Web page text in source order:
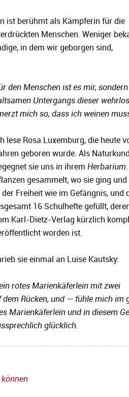
ist berühmt als Kämpferin für die
Menschen. Weniger
in dem wir geborgen sind,
den Menschen ist es mir,
Untergangs dieser
mich so, dass ich weinen
lese Rosa Luxemburg, die heute
geboren wurde. Als
sie uns in ihrem Herbarium
gesammelt, wo sie ging und
der Freiheit wie im Gefängnis, und
16 Schulhefte gefüllt,
Karl-Dietz-Verlag kürzlich
worden ist.
sie einmal an Luise Kautsky:
rotes Marienkäferlein mit zwei
Rücken, und — fühle mich im
Marienkäferlein und in diesem
glücklich.